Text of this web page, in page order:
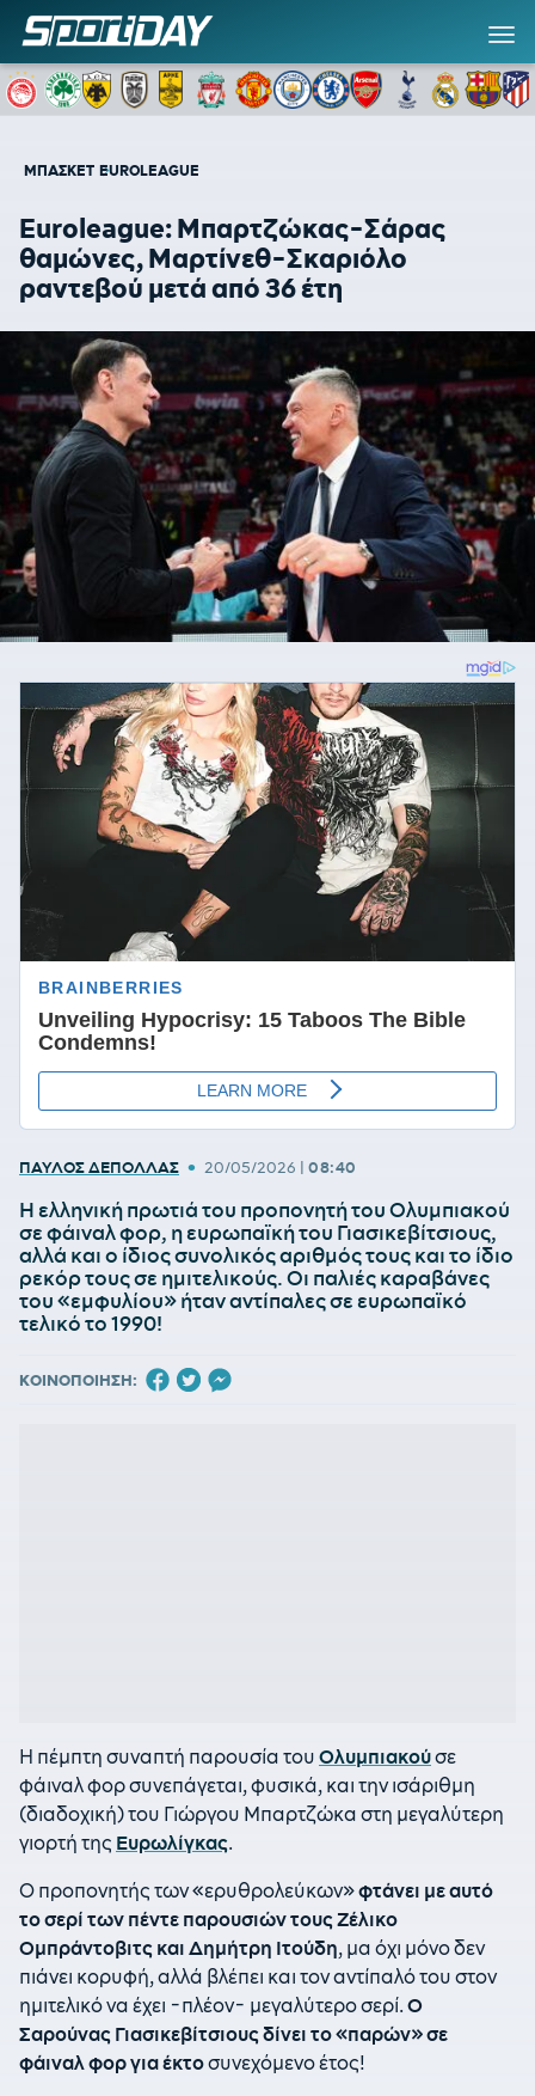
ΜΠΑΣΚΕΤ EUROLEAGUE
Euroleague: Μπαρτζώκας-Σάρας
θαμώνες, Μαρτίνεθ-Σκαριόλο
ραντεβού μετά από 36 έτη
ΠΑΥΛΟΣ ΔΕΠΟΛΛΑΣ • 20/05/2026 | 08:40
Η ελληνική πρωτιά του προπονητή του Ολυμπιακού
σε φάιναλ φορ, η ευρωπαϊκή του Γιασικεβίτσιους,
αλλά και ο ίδιος συνολικός αριθμός τους και το ίδιο
ρεκόρ τους σε ημιτελικούς. Οι παλιές καραβάνες
του «εμφυλίου» ήταν αντίπαλες σε ευρωπαϊκό
τελικό το 1990!
ΚΟΙΝΟΠΟΙΗΣΗ:
Η πέμπτη συναπτή παρουσία του Ολυμπιακούσε
φάιναλ φορ συνεπάγεται, φυσικά, και την ισάριθμη
(διαδοχική) του Γιώργου Μπαρτζώκα στη μεγαλύτερη
γιορτή της Ευρωλίγκας.
Ο προπονητής των «ερυθρολεύκων»φτάνει με αυτό
το σερί των πέντε παρουσιών τους Ζέλικο
Ομπράντοβιτς και Δημήτρη Ιτούδη, μα όχι μόνο δεν
πιάνει κορυφή, αλλά βλέπει και τον αντίπαλό του στον
ημιτελικό να έχει -πλέον- μεγαλύτερο σερί. Ο
Σαρούνας Γιασικεβίτσιους δίνει το «παρών» σε
φάιναλ φορ για έκτοσυνεχόμενο έτος!